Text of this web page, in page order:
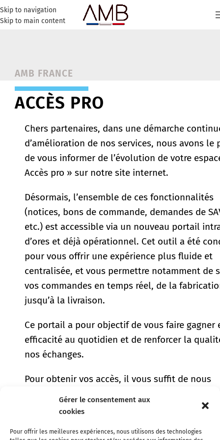
Gérer le consentement aux
cookies
Pour offrir les meilleures expériences, nous utilisons des technologies
Skip to navigation
Skip to main content
AMB FRANCE
ACCÈS PRO
Chers partenaires, dans une démarche
d’amélioration de nos services, nous avons le
de vous informer de l’évolution de votre
Accès pro » sur notre site internet.
Désormais, l’ensemble de ces fonctionnalités
(notices, bons de commande, demandes de
etc.) est accessible via un nouveau portail
d’ores et déjà opérationnel. Cet outil a été
pour vous offrir une expérience plus fluide et
centralisée, et vous permettre notamment de
vos commandes en temps réel, de la
jusqu’à la livraison.
Ce portail a pour objectif de vous faire gagner
efficacité au quotidien et de renforcer la
nos échanges.
Pour obtenir vos accès, il vous suffit de nous
adresser une demande par email à l’adresse
suivante :contact@ambfrance.net
Restant à votre disposition pour toute